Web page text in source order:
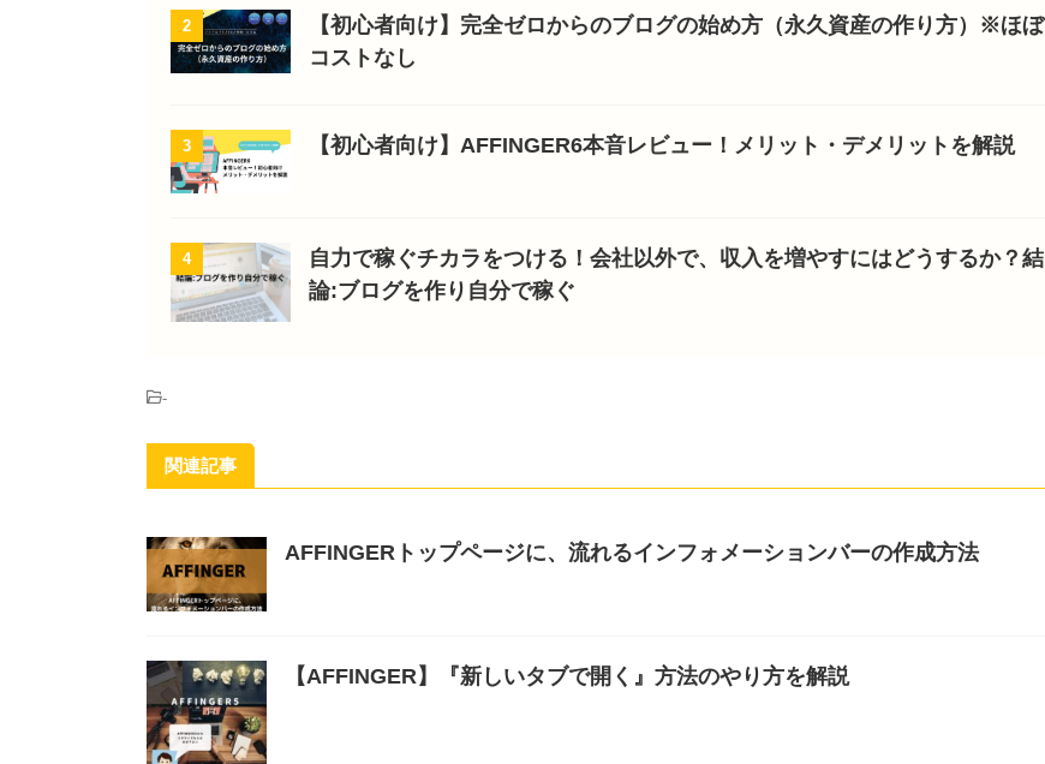
2
【初心者向け】完全ゼロからのブログの始め方（永久資産の作り方）※ほぼ
コストなし
3 【初心者向け】AFFINGER6本音レビュー！メリット・デメリットを解説
4
自力で稼ぐチカラをつける！会社以外で、収入を増やすにはどうするか？結
論:ブログを作り自分で稼ぐ
-
関連記事
AFFINGERトップページに、流れるインフォメーションバーの作成方法
【AFFINGER】『新しいタブで開く』方法のやり方を解説